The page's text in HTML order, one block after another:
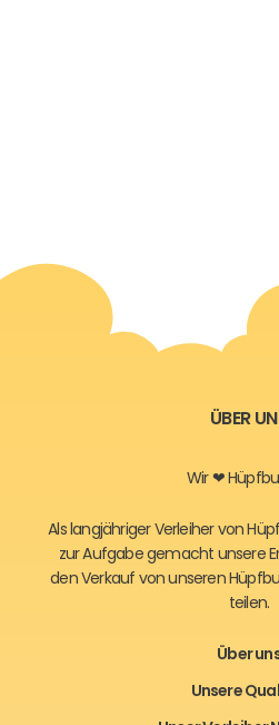
ÜBER
Wir ❤
Als langjähriger Verleiher von
zur Aufgabe gemacht unsere
den Verkauf von unseren
teilen.
Über
Unsere